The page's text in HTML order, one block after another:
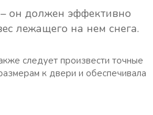
он должен эффективно
лежащего на нем снега.
следует произвести точные
к двери и обеспечивала